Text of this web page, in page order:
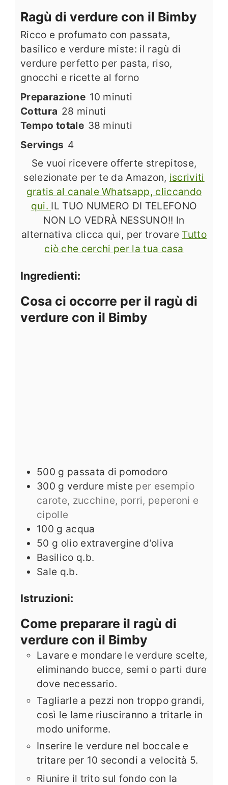
Ragù di verdure con il Bimby
Ricco e profumato con passata,
basilico e verdure miste: il ragù di
verdure perfetto per pasta, riso,
gnocchi e ricette al forno
Preparazione 10 minuti
minuti
Cottura 28 minuti
minuti
Tempo totale 38 minuti
minuti
Servings 4
Se vuoi ricevere offerte strepitose,
selezionate per te da Amazon, iscriviti
gratis al canale Whatsapp, cliccando
qui. IL TUO NUMERO DI TELEFONO
NON LO VEDRÀ NESSUNO!! In
alternativa clicca qui, per trovare Tutto
ciò che cerchi per la tua casa
Ingredienti:
Cosa ci occorre per il ragù di
verdure con il Bimby
500 g passata di pomodoro
300 g verdure miste per esempio
carote, zucchine, porri, peperoni e
cipolle
100 g acqua
50 g olio extravergine d’oliva
Basilico q.b.
Sale q.b.
Istruzioni:
Come preparare il ragù di
verdure con il Bimby
Lavare e mondare le verdure scelte,
eliminando bucce, semi o parti dure
dove necessario.
Tagliarle a pezzi non troppo grandi,
così le lame riusciranno a tritarle in
modo uniforme.
Inserire le verdure nel boccale e
tritare per 10 secondi a velocità 5.
Riunire il trito sul fondo con la